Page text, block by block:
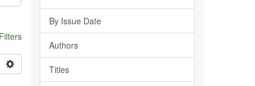
By Issue Date
Authors
Titles